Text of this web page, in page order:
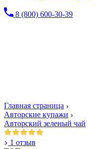
8 (800) 600-30-39
Главная страница
Авторские купажи
Авторский зеленый чай
1 отзыв